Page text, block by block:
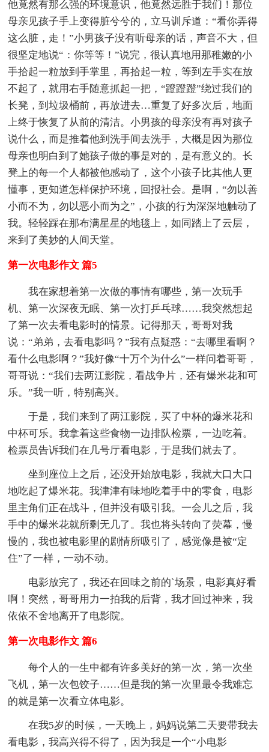
他竟然有那么强的环境意识，他竟然远胜于我们！那位
母亲见孩子手上变得脏兮兮的，立马训斥道：“看你弄得
这么脏，走！”小男孩子没有听母亲的话，声音不大，但
很坚定地说“：你等等！”说完，很认真地用那稚嫩的小
手拾起一粒放到手掌里，再拾起一粒，等到左手实在放
不起了，就用右手随意抓起一把，“蹬蹬蹬”绕过我们的
长凳，到垃圾桶前，再放进去…重复了好多次后，地面
上终于恢复了从前的清洁。小男孩的母亲没有再对孩子
说什么，而是推着他到洗手间去洗手，大概是因为那位
母亲也明白到了她孩子做的事是对的，是有意义的。长
凳上的每一个人都被他感动了，这个小孩子比其他人更
懂事，更知道怎样保护环境，回报社会。是啊，“勿以善
小而不为，勿以恶小而为之”，小孩的行为深深地触动了
我。轻轻踩在那布满星星的地毯上，如同踏上了云层，
来到了美妙的人间天堂。
第一次电影作文 篇5
我在家想着第一次做的事情有哪些，第一次玩手
机、第一次深夜无眠、第一次打乒乓球……我突然想起
了第一次去看电影时的情景。记得那天，哥哥对我
说：“弟弟，去看电影吗？”我有点疑惑：“去哪里看啊？
看什么电影啊？”我好像“十万个为什么”一样问着哥哥，
哥哥说：“我们去两江影院，看战争片，还有爆米花和可
乐。”我一听，特别高兴。
于是，我们来到了两江影院，买了中杯的爆米花和
中杯可乐。我拿着这些食物一边排队检票，一边吃着。
检票员告诉我们在几号厅看电影，于是我们就去了。
坐到座位上之后，还没开始放电影，我就大口大口
地吃起了爆米花。我津津有味地吃着手中的零食，电影
里主角们正在战斗，但并没有吸引我。一会儿之后，我
手中的爆米花就所剩无几了。我也将头转向了荧幕，慢
慢的，我也被电影里的剧情所吸引了，感觉像是被“定
住”了一样，一动不动。
电影放完了，我还在回味之前的`场景，电影真好看
啊！突然，哥哥用力一拍我的后背，我才回过神来，我
依依不舍地离开了电影院。
第一次电影作文 篇6
每个人的一生中都有许多美好的第一次，第一次坐
飞机，第一次包饺子……但是我的第一次里最令我难忘
的就是第一次看立体电影。
在我5岁的时候，一天晚上，妈妈说第二天要带我去
看电影，我高兴得不得了，因为我是一个“小电影